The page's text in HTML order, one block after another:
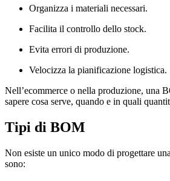
Organizza i materiali necessari.
Facilita il controllo dello stock.
Evita errori di produzione.
Velocizza la pianificazione logistica.
Nell’ecommerce o nella produzione, una
sapere cosa serve, quando e in quali
Tipi di BOM
Non esiste un unico modo di progettare
sono: